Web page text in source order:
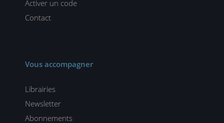
Activer un code
Contact
Vous accompagner
Librairies
Newsletter
Abonnements